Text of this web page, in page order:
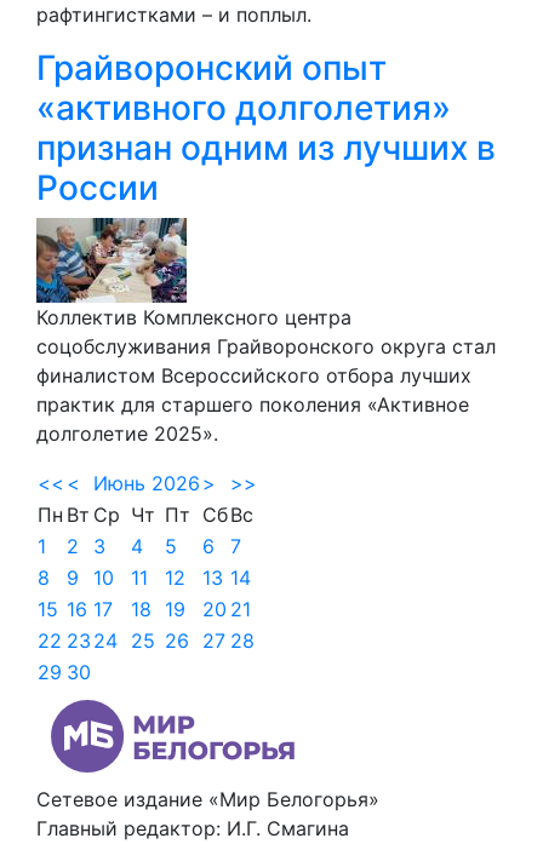
рафтингистками – и поплыл.
Грайворонский опыт
«активного долголетия»
признан одним из лучших в
России
Коллектив Комплексного центра
соцобслуживания Грайворонского округа стал
финалистом Всероссийского отбора лучших
практик для старшего поколения «Активное
долголетие 2025».
<< < Июнь 2026 >
>>
Пн Вт Ср Чт Пт СбВс
1
2 3 4 5 6
7
8
9 10 11 12 13 14
15 16 17 18 19 20 21
22 23 24 25 26 27 28
29 30
Сетевое издание «Мир Белогорья»
Главный редактор: И.Г. Смагина